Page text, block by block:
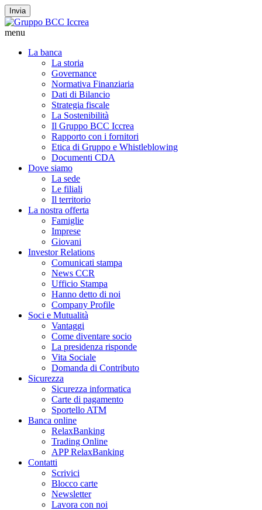
Invia
menu
La banca
La storia
Governance
Normativa Finanziaria
Dati di Bilancio
Strategia fiscale
La Sostenibilità
Il Gruppo BCC Iccrea
Rapporto con i fornitori
Etica di Gruppo e Whistleblowing
Documenti CDA
Dove siamo
La sede
Le filiali
Il territorio
La nostra offerta
Famiglie
Imprese
Giovani
Investor Relations
Comunicati stampa
News CCR
Ufficio Stampa
Hanno detto di noi
Company Profile
Soci e Mutualità
Vantaggi
Come diventare socio
La presidenza risponde
Vita Sociale
Domanda di Contributo
Sicurezza
Sicurezza informatica
Carte di pagamento
Sportello ATM
Banca online
RelaxBanking
Trading Online
APP RelaxBanking
Contatti
Scrivici
Blocco carte
Newsletter
Lavora con noi